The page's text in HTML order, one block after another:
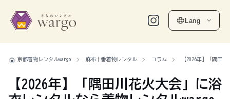
Lang
home 京都着物レンタルwargo 麻布十番着物レンタル コラム 【2026年】「隅田
【2026年】「隅田川花火大会」に浴